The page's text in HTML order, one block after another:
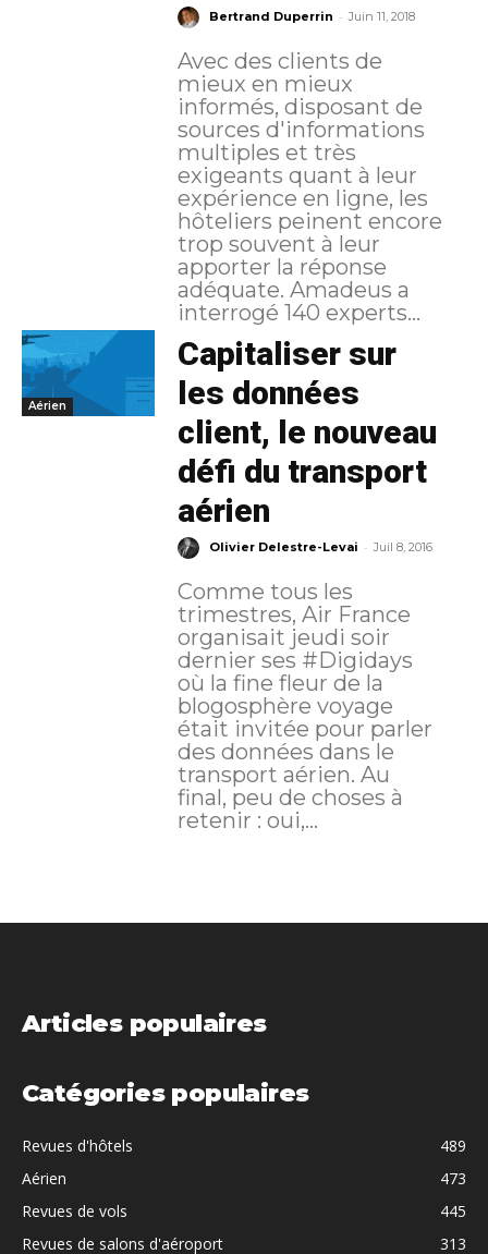
Bertrand Duperrin - Juin 11, 2018
Avec des clients de
mieux en mieux
informés, disposant de
sources d'informations
multiples et très
exigeants quant à leur
expérience en ligne, les
hôteliers peinent encore
trop souvent à leur
apporter la réponse
adéquate. Amadeus a
interrogé 140 experts...
Aérien
Capitaliser sur
les données
client, le nouveau
défi du transport
aérien
Olivier Delestre-Levai - Juil 8, 2016
Comme tous les
trimestres, Air France
organisait jeudi soir
dernier ses #Digidays
où la fine fleur de la
blogosphère voyage
était invitée pour parler
des données dans le
transport aérien. Au
final, peu de choses à
retenir : oui,...
Articles populaires
Catégories populaires
Revues d'hôtels
489
Aérien
473
Revues de vols
445
Revues de salons d'aéroport
313